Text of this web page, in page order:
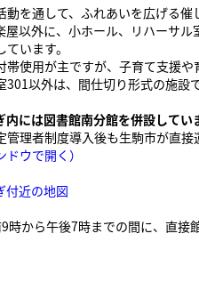
を通して、ふれあいを広げる催
以外に、小ホール、リハーサ
います。
使用が主ですが、子育て支援や
301以外は、間仕切り形式の施
には図書館南分館を併設してい
理者制度導入後も生駒市が直接
ドウで開く）
付近の地図
から午後7時までの間に、直接